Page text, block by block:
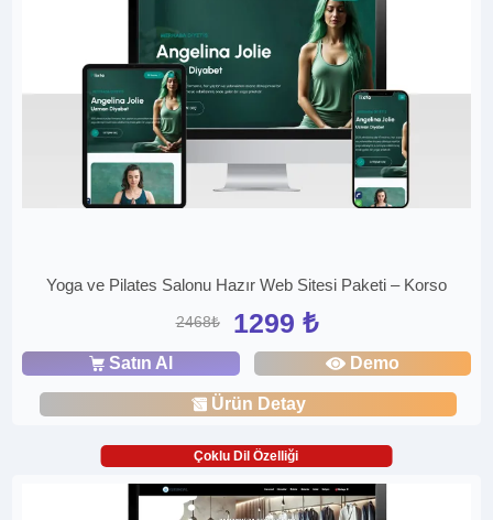
Yoga ve Pilates Salonu Hazır Web Sitesi Paketi – Korso
2468₺ 1299 ₺
Satın Al Demo
Ürün Detay
Çoklu Dil Özelliği